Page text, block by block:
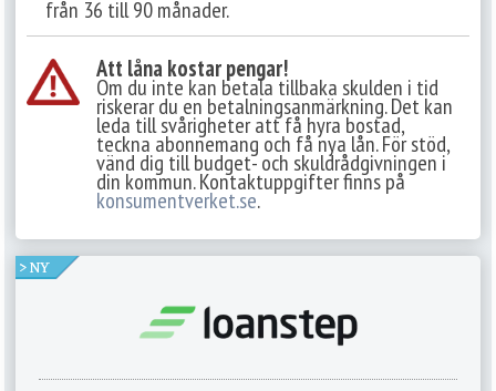
från 36 till 90 månader.
Att låna kostar pengar!
Om du inte kan betala tillbaka skulden i tid
riskerar du en betalningsanmärkning. Det kan
leda till svårigheter att få hyra bostad,
teckna abonnemang och få nya lån. För stöd,
vänd dig till budget- och skuldrådgivningen i
din kommun. Kontaktuppgifter finns på
konsumentverket.se.